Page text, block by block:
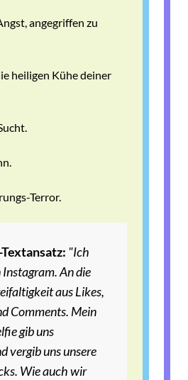
angegriffen zu
heiligen Kühe deiner
Terror.
"Ich
Instagram.An die
aus Likes,
Comments. Mein
gib uns
vergib uns unsere
Wie auch wir